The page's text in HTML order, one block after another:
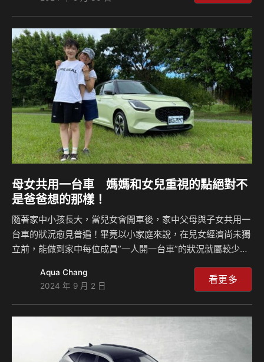
朋友一同感受全新SUV的魅力。 卓越與創新的雙重典範 潘威
倫在球場上的成就如同SANTA FE在車輛設計中的創新與精
緻。2003年加入中華職棒統一7-ELEVEn獅的潘威倫，累積至
今的生涯成就不勝枚舉，包括剛進職棒即拿下當年度的新人
王、距離完全比賽最近的本土投手(無安打、無四死球完封勝)
…
母女共用一台車 媽媽和女兒重視的點絕對不
是爸爸想的那樣！
隨著家中小孩長大，當兒女會開車後，家中父母與子女共用一
台車的狀況愈見普遍！畢竟以小家庭來說，在兒女經濟尚未獨
立前，能做到家中每位成員”一人開一台車”的狀況就屬較少
好。為了了解兩世代人對購買新車Care的重點各是哪些，此
次企畫特別找來即將換購新車的母女May & Barbie，媽媽要
求購車預算80萬元內，就近期改款新車來說SUZUKI SWIFT
最符合價格需求，於是此企畫特別商借該車讓May & Barbie
有著不小的差異。另外，各位好爸爸們也可以透過採訪內容，
Aqua Chang
2024 年 9 月 2 日
看更多